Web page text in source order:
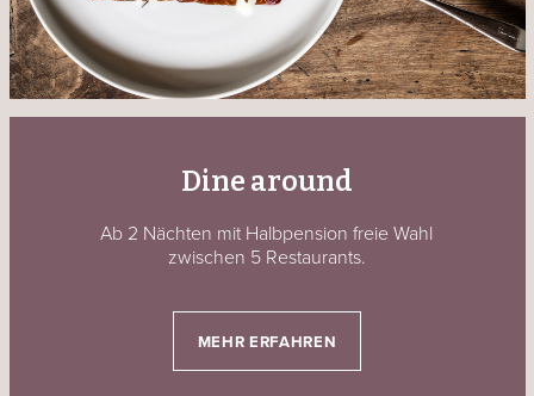
Dine around
Ab 2 Nächten mit Halbpension freie Wahl
zwischen 5 Restaurants.
MEHR ERFAHREN